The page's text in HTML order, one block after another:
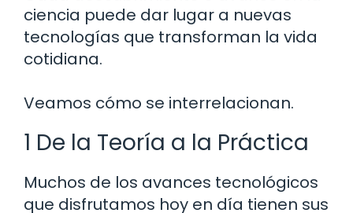
ciencia puede dar lugar a nuevas
tecnologías que transforman la vida
cotidiana.
Veamos cómo se interrelacionan.
1 De la Teoría a la Práctica
Muchos de los avances tecnológicos
que disfrutamos hoy en día tienen sus